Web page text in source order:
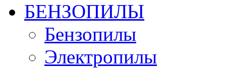
БЕНЗОПИЛЫ
Бензопилы
Электропилы